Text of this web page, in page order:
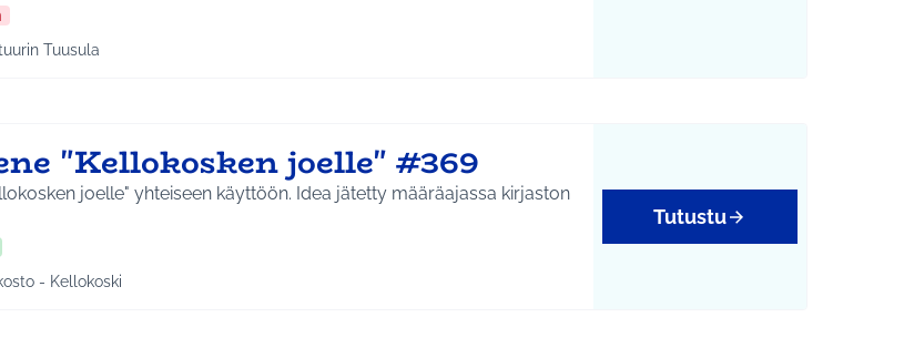
mukaan: Taiteen ja kulttuurin Tuusula
Tuusula
"Kellokosken joelle" #369
yhteiseen käyttöön. Idea jätetty määräajassa kirjaston
mukaan: Kehittämisverkosto - Kellokoski
- Kellokoski
Tutustu